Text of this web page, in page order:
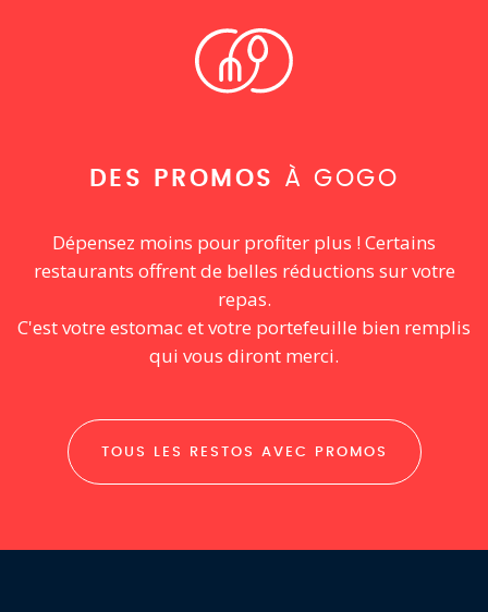
DES PROMOS À GOGO
Dépensez moins pour profiter plus ! Certains
restaurants offrent de belles réductions sur votre
repas.
C'est votre estomac et votre portefeuille bien remplis
qui vous diront merci.
TOUS LES RESTOS AVEC PROMOS